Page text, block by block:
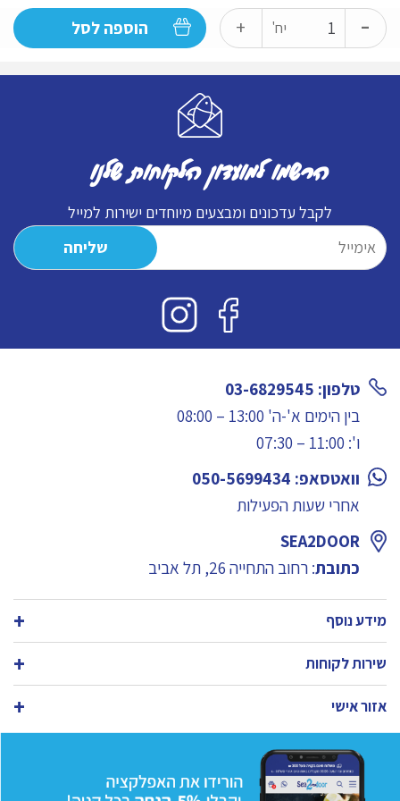
-
כמות
של
דולצ'טו
יח' + הוספה לסל
הרשמו למועדון הלקוחות שלנו
לקבל עדכונים ומבצעים מיוחדים ישירות למייל
טלפון: 03-6829545
בין הימים א'-ה' 13:00 – 08:00
ו': 11:00 – 07:30
וואטסאפ: 050-5699434
אחרי שעות הפעילות
SEA2DOOR
כתובת: רחוב התחייה 26, תל אביב
מידע נוסף
שירות לקוחות
אזור אישי